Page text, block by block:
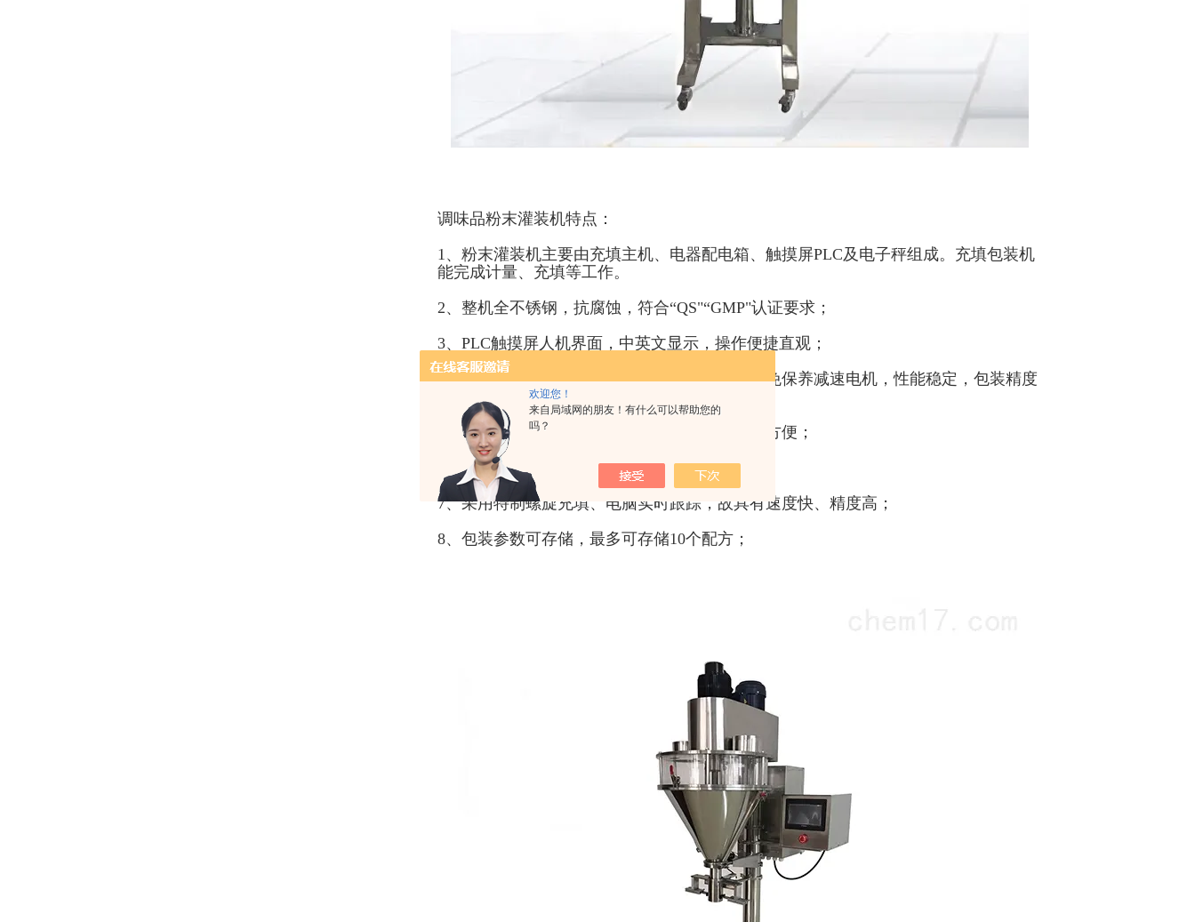
欢迎您！
来自局域网的朋友！有什么可以帮助您的
吗？
调味品粉末灌装机特点：
1、粉末灌装机主要由充填主机、电器配电箱、触摸屏PLC及电子秤组成。充填包装机
能完成计量、充填等工作。
2、整机全不锈钢，抗腐蚀，符合“QS"“GMP"认证要求；
3、PLC触摸屏人机界面，中英文显示，操作便捷直观；
4、充填采用伺服电机驱动，搅拌采用中国台湾免保养减速电机，性能稳定，包装精度
5、全密封、不锈钢和有机玻璃料箱组合，拆洗方便；
6、工作台方便升降；
7、采用特制螺旋充填、电脑实时跟踪，故具有速度快、精度高；
8、包装参数可存储，最多可存储10个配方；